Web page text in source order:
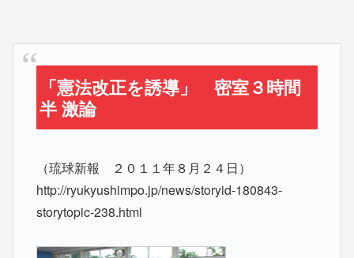
「憲法改正を誘導」 密室３時間
半 激論
（琉球新報 ２０１１年８月２４日）
http://ryukyushimpo.jp/news/storyid-180843-
storytopic-238.html